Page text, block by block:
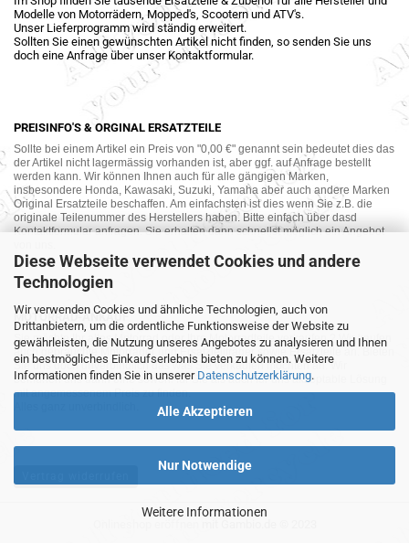
Diese Webseite verwendet Cookies und andere
Technologien
Wir verwenden Cookies und ähnliche Technologien, auch von
Drittanbietern, um die ordentliche Funktionsweise der Website zu
gewährleisten, die Nutzung unseres Angebotes zu analysieren und Ihnen
ein bestmögliches Einkaufserlebnis bieten zu können. Weitere
Informationen finden Sie in unserer Datenschutzerklärung.
Alle Akzeptieren
Nur Notwendige
Weitere Informationen
Modelle von Motorrädern, Mopped's, Scootern und ATV's.
Unser Lieferprogramm wird ständig erweitert.
Sollten Sie einen gewünschten Artikel nicht finden, so senden Sie uns
doch eine Anfrage über unser Kontaktformular.
PREISINFO'S & ORGINAL ERSATZTEILE
Sollte bei einem Artikel ein Preis von "0,00 €" genannt sein bedeutet dies das
der Artikel nicht lagermässig vorhanden ist, aber ggf. auf Anfrage bestellt
werden kann. Wir können Ihnen auch für alle gängigen Marken,
insbesondere Honda, Kawasaki, Suzuki, Yamaha aber auch andere Marken
Original Ersatzteile beschaffen. Am einfachsten ist dies wenn Sie z.B. die
originale Teilenummer des Herstellers haben. Bitte einfach über dasd
Kontaktformular anfragen. Sie erhalten dann schnellst möglich ein Angebot
MOTORRAD-ANKAUF
Sie möchte Ihr altes Motorrad oder Ihre Motorradteile verkaufen ? Wir kaufen
auch gebrauchte Motorräder und Ersatzteilträger sowie Ersatzteile an. Bieten
Sie uns doch unverbindlich das was Sie verkaufen möchten an. Wir
bemühen uns dann eine sowohl für Sie als auch für uns akzeptable Lösung
mit angemessenem Preis zu finden.